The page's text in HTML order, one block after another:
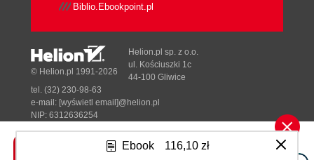
Ebook 116,10 zł
Biblio.Ebookpoint.pl
Tonik.pl
© Helion.pl 1991-2026
Helion.pl sp. z o.o.
ul. Kościuszki 1c
44-100 Gliwice
tel. (32) 230-98-63
e-mail: [wyświetl email]@helion.pl
NIP: 6312636254